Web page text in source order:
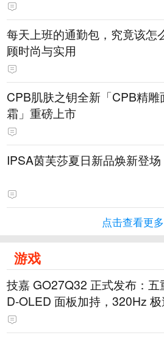
每天上班的通勤包，究竟该怎
顾时尚与实用
CPB肌肤之钥全新「CPB精雕
霜」重磅上市
IPSA茵芙莎夏日新品焕新登场
点击查看更多
游戏
技嘉 GO27Q32 正式发布：五
D-OLED 面板加持，320Hz
影院级画面兼得